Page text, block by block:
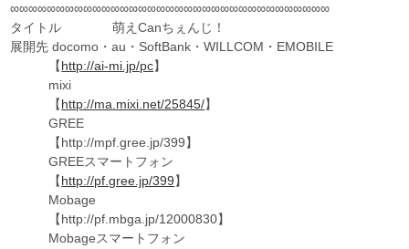
∞∞∞∞∞∞∞∞∞∞∞∞∞∞∞∞∞∞∞∞∞∞∞∞∞∞∞∞∞∞∞∞∞∞∞
タイトル 萌えCanちぇんじ！
展開先 docomo・au・SoftBank・WILLCOM・EMOBILE
【http://ai-mi.jp/pc】
mixi
【http://ma.mixi.net/25845/】
GREE
【http://mpf.gree.jp/399】
GREEスマートフォン
【http://pf.gree.jp/399】
Mobage
【http://pf.mbga.jp/12000830】
Mobageスマートフォン